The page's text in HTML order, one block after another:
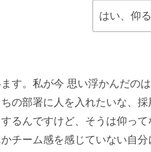
はい、仰
す。私が今 思い浮かんだの
の部署に人を入れたいな、
るんですけど、そうは仰っ
チーム感を感じていない自